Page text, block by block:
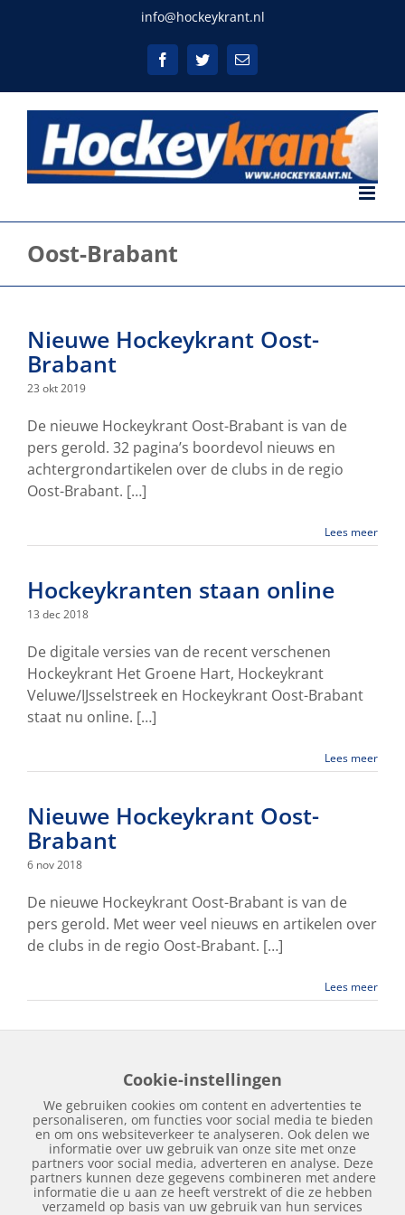
info@hockeykrant.nl
FacebookTwitterE-
mail
Oost-Brabant
Nieuwe Hockeykrant Oost-
Brabant
23 okt 2019
De nieuwe Hockeykrant Oost-Brabant is van de
pers gerold. 32 pagina’s boordevol nieuws en
achtergrondartikelen over de clubs in de regio
Oost-Brabant. […]
Lees meer
Hockeykranten staan online
13 dec 2018
De digitale versies van de recent verschenen
Hockeykrant Het Groene Hart, Hockeykrant
Veluwe/IJsselstreek en Hockeykrant Oost-Brabant
staat nu online. […]
Lees meer
Nieuwe Hockeykrant Oost-
Brabant
6 nov 2018
De nieuwe Hockeykrant Oost-Brabant is van de
pers gerold. Met weer veel nieuws en artikelen over
de clubs in de regio Oost-Brabant. […]
Lees meer
Over Hockeykrant Adverteren
Nieuws
Archief
Cookie-instellingen
We gebruiken cookies om content en advertenties te
personaliseren, om functies voor social media te bieden
en om ons websiteverkeer te analyseren. Ook delen we
informatie over uw gebruik van onze site met onze
partners voor social media, adverteren en analyse. Deze
partners kunnen deze gegevens combineren met andere
informatie die u aan ze heeft verstrekt of die ze hebben
verzameld op basis van uw gebruik van hun services